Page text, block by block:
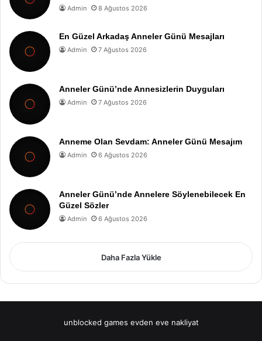
Admin 8 Ağustos 2026
En Güzel Arkadaş Anneler Günü Mesajları
Admin 7 Ağustos 2026
Anneler Günü’nde Annesizlerin Duyguları
Admin 7 Ağustos 2026
Anneme Olan Sevdam: Anneler Günü Mesajım
Admin 6 Ağustos 2026
Anneler Günü’nde Annelere Söylenebilecek En
Güzel Sözler
Admin 6 Ağustos 2026
Daha Fazla Yükle
unblocked games evden eve nakliyat